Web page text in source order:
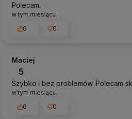
Polecam.
w tym miesiącu
0
0
Maciej
5
Szybko i bez problemów. Polecam
w tym miesiącu
0
0